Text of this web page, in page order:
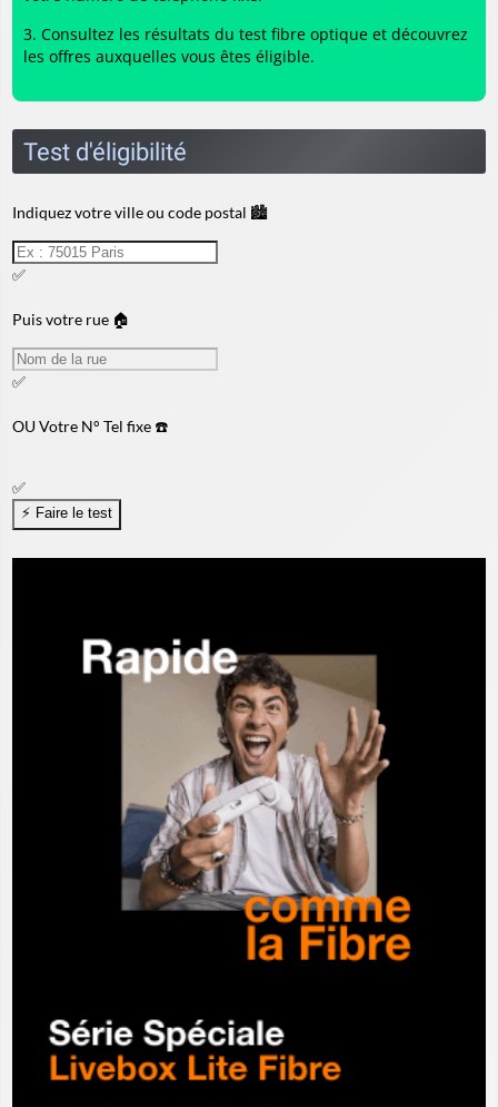
Consultez les résultats du test fibre optique et découvrez
les offres auxquelles vous êtes éligible.
Test d'éligibilité
Indiquez votre ville ou code postal 🏙️
✅
Puis votre rue 🏠
✅
OUVotre N° Tel fixe ☎️
✅